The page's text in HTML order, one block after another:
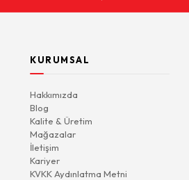
KURUMSAL
Hakkımızda
Blog
Kalite & Üretim
Mağazalar
İletişim
Kariyer
KVKK Aydınlatma Metni